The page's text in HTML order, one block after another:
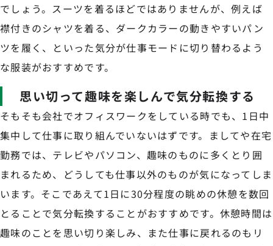
でしょう。スーツを着るほどではありませんが、例えば
襟付きのシャツを着る、ダークカラーの動きやすいパン
ツを履く、といった気分が仕事モードに切り替わるよう
な服装がおすすめです。
思い切って趣味を楽しんで気分転換する
そもそも会社でオフィスワークをしている時でも、1日中
集中して仕事に取り組んでいないはずです。ましてや在宅
勤務では、テレビやパソコン、趣味のものに多くとり囲
まれるため、どうしても仕事以外のものが気になってしま
います。そこであえて1日に30分程度の眺めの休憩を数回
とることで気分転換することがおすすめです。休憩時間は
趣味のことを思い切り楽しみ、また仕事に戻れるのもリ